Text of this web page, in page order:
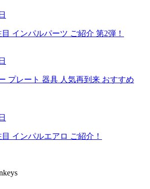
インパルパーツ ご紹介 第2弾！
プレート 器具 人気再到来 おすすめ
インパルエアロ ご紹介！